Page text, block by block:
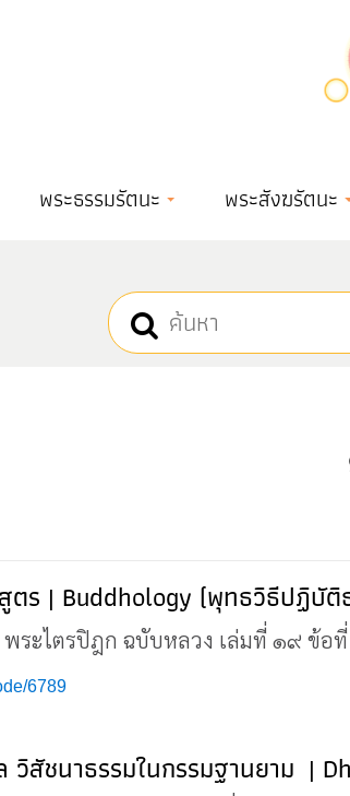
พระธรรมรัตนะ พระสังฆรัตนะ
ร | Buddhology (พุทธวิธีปฏิบัติ
พระไตรปิฎก ฉบับหลวง เล่มที่ ๑๙ ข้อ
6789
สัชนาธรรมในกรรมฐานยาม |